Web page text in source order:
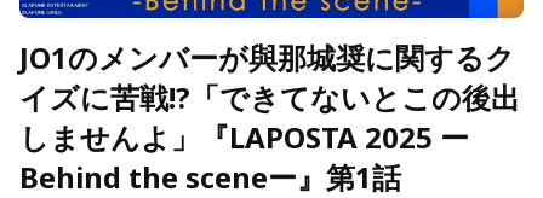
JO1のメンバーが與那城奨に関するク
イズに苦戦!?「できてないとこの後出
しませんよ」『LAPOSTA 2025 ー
Behind the sceneー』第1話